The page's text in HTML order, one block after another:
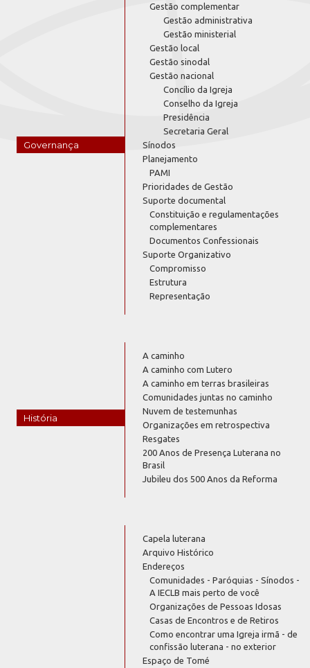
Governança
Gestão complementar
Gestão administrativa
Gestão ministerial
Gestão local
Gestão sinodal
Gestão nacional
Concílio da Igreja
Conselho da Igreja
Presidência
Secretaria Geral
Sínodos
Planejamento
PAMI
Prioridades de Gestão
Suporte documental
Constituição e regulamentações
complementares
Documentos Confessionais
Suporte Organizativo
Compromisso
Estrutura
Representação
História
A caminho
A caminho com Lutero
A caminho em terras brasileiras
Comunidades juntas no caminho
Nuvem de testemunhas
Organizações em retrospectiva
Resgates
200 Anos de Presença Luterana no
Brasil
Jubileu dos 500 Anos da Reforma
Capela luterana
Arquivo Histórico
Endereços
Comunidades - Paróquias - Sínodos -
A IECLB mais perto de você
Organizações de Pessoas Idosas
Casas de Encontros e de Retiros
Como encontrar uma Igreja irmã - de
confissão luterana - no exterior
Espaço de Tomé